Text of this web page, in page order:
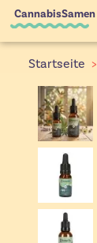
CannabisSamen
Startseite >